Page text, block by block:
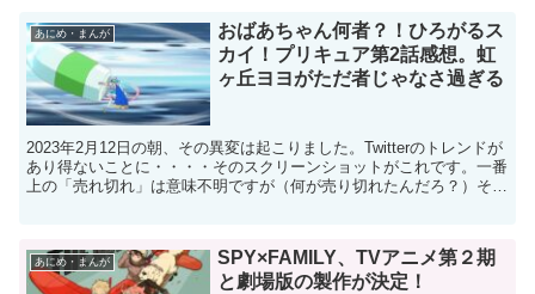
あにめ・まんが
おばあちゃん何者？！ひろがるス
カイ！プリキュア第2話感想。虹
ヶ丘ヨヨがただ者じゃなさ過ぎる
2023年2月12日の朝、その異変は起こりました。Twitterのトレンドが
あり得ないことに・・・・そのスクリーンショットがこれです。一番
上の「売れ切れ」は意味不明ですが（何が売り切れたんだろ？）その
あにめ・まんが
SPY×FAMILY、TVアニメ第２期
と劇場版の製作が決定！